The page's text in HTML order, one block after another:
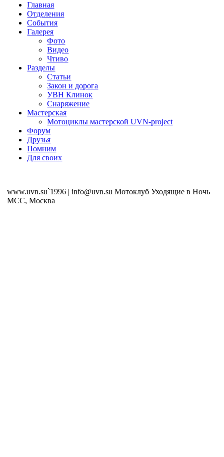
Главная
Отделения
События
Галерея
Фото
Видео
Чтиво
Разделы
Статьи
Закон и дорога
УВН Клинок
Снаряжение
Мастерская
Мотоциклы мастерской UVN-project
Форум
Друзья
Помним
Для своих
www.uvn.su`1996 | info@uvn.su Мотоклуб Уходящие в Ночь
MCC, Москва